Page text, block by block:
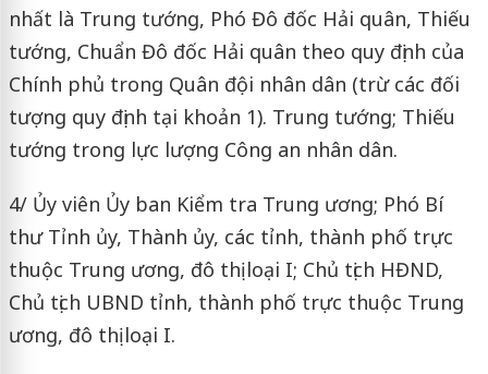
nhất là Trung tướng, Phó Đô đốc Hải quân, Thiếu
tướng, Chuẩn Đô đốc Hải quân theo quy định của
Chính phủ trong Quân đội nhân dân (trừ các đối
tượng quy định tại khoản 1). Trung tướng; Thiếu
tướng trong lực lượng Công an nhân dân.
4/ Ủy viên Ủy ban Kiểm tra Trung ương; Phó Bí
thư Tỉnh ủy, Thành ủy, các tỉnh, thành phố trực
thuộc Trung ương, đô thị loại I; Chủ tịch HĐND,
Chủ tịch UBND tỉnh, thành phố trực thuộc Trung
ương, đô thị loại I.